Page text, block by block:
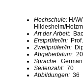
Hochschule:
Hildesheim/
Art der Arbeit:
Erstprüfer/in:
Zweitprüfer/in:
Abgabedatum:
Sprache: German
Seitenzahl: 70
Abbildungen: 36